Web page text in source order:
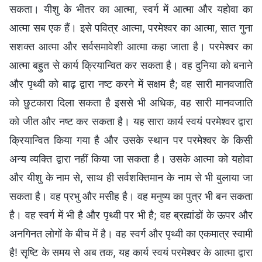
सकता। यीशु के भीतर का आत्मा, स्वर्ग में आत्मा और यहोवा का
आत्मा सब एक हैं। इसे पवित्र आत्मा, परमेश्वर का आत्मा, सात गुना
सशक्त आत्मा और सर्वसमावेशी आत्मा कहा जाता है। परमेश्वर का
आत्मा बहुत से कार्य क्रियान्वित कर सकता है। वह दुनिया को बनाने
और पृथ्वी को बाढ़ द्वारा नष्ट करने में सक्षम है; वह सारी मानवजाति
को छुटकारा दिला सकता है इससे भी अधिक, वह सारी मानवजाति
को जीत और नष्ट कर सकता है। यह सारा कार्य स्वयं परमेश्वर द्वारा
क्रियान्वित किया गया है और उसके स्थान पर परमेश्वर के किसी
अन्य व्यक्ति द्वारा नहीं किया जा सकता है। उसके आत्मा को यहोवा
और यीशु के नाम से, साथ ही सर्वशक्तिमान के नाम से भी बुलाया जा
सकता है। वह प्रभु और मसीह है। वह मनुष्य का पुत्र भी बन सकता
है। वह स्वर्ग में भी है और पृथ्वी पर भी है; वह ब्रह्मांडों के ऊपर और
अनगिनत लोगों के बीच में है। वह स्वर्ग और पृथ्वी का एकमात्र स्वामी
है! सृष्टि के समय से अब तक, यह कार्य स्वयं परमेश्वर के आत्मा द्वारा